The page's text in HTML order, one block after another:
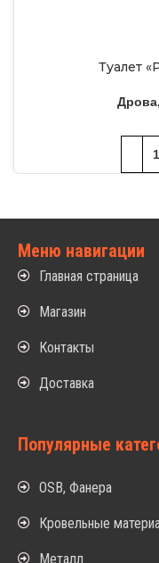
Туалет
Меню навигации
Главная страница
Магазин
Контакты
Доставка
Популярные
OSB, Фанера
Кровельные
Металл